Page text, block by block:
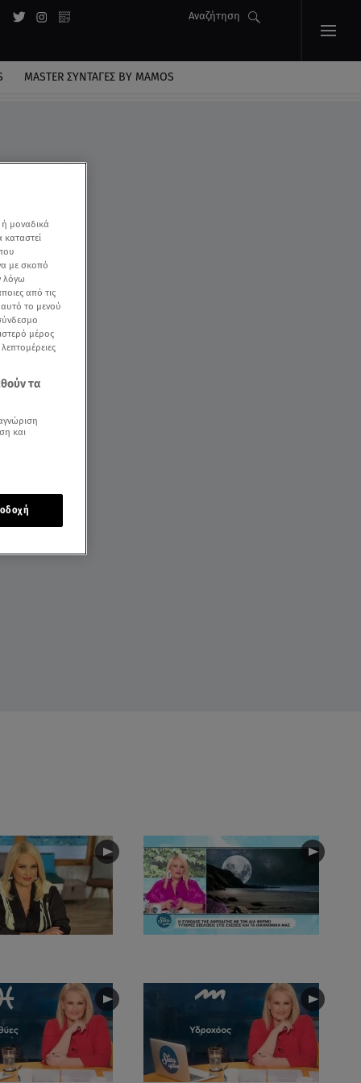
Αναζήτηση
MASTER ΣΥΝΤΑΓΈΣ BY MAMOS
μοναδικά
με σκοπό
λόγω
από τις
αυτό το μενού
μέρος
τα
και